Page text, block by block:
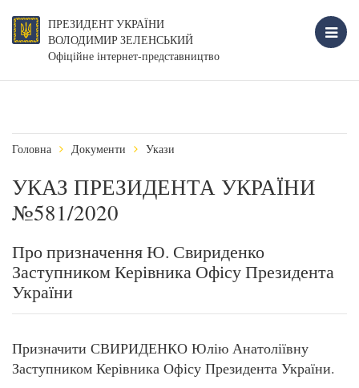
ПРЕЗИДЕНТ УКРАЇНИ
ВОЛОДИМИР ЗЕЛЕНСЬКИЙ
Офіційне інтернет-представництво
Головна Документи Укази
УКАЗ ПРЕЗИДЕНТА УКРАЇНИ
№581/2020
Про призначення Ю. Свириденко
Заступником Керівника Офісу Президента
України
Призначити СВИРИДЕНКО Юлію Анатоліївну
Заступником Керівника Офісу Президента України.